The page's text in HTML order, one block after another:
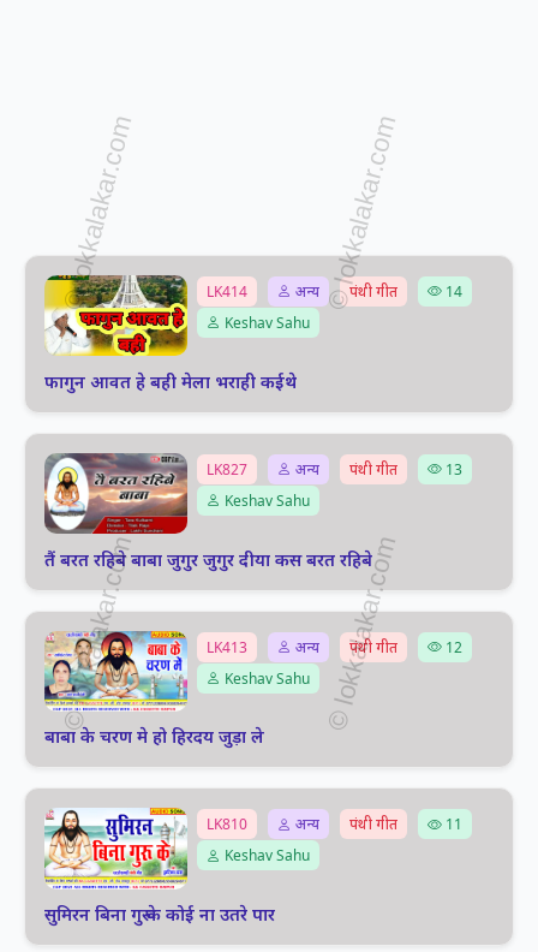
LK414 अन्य पंथी गीत
14
Keshav Sahu
फागुन आवत हे बही मेला भराही कईथे
LK827 अन्य पंथी गीत
13
Keshav Sahu
तैं बरत रहिबे बाबा जुगुर जुगुर दीया कस बरत रहिबे
LK413 अन्य पंथी गीत
12
Keshav Sahu
बाबा के चरण मे हो हिरदय जुड़ा ले
LK810 अन्य पंथी गीत
11
Keshav Sahu
सुमिरन बिना गुरू के कोई ना उतरे पार